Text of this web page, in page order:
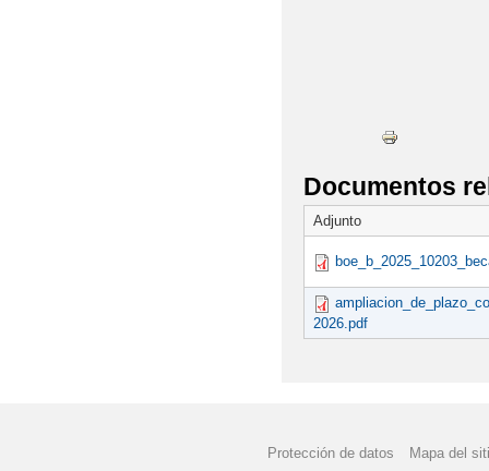
Documentos
Adjunto
2026.pdf
Protección de datos Mapa del